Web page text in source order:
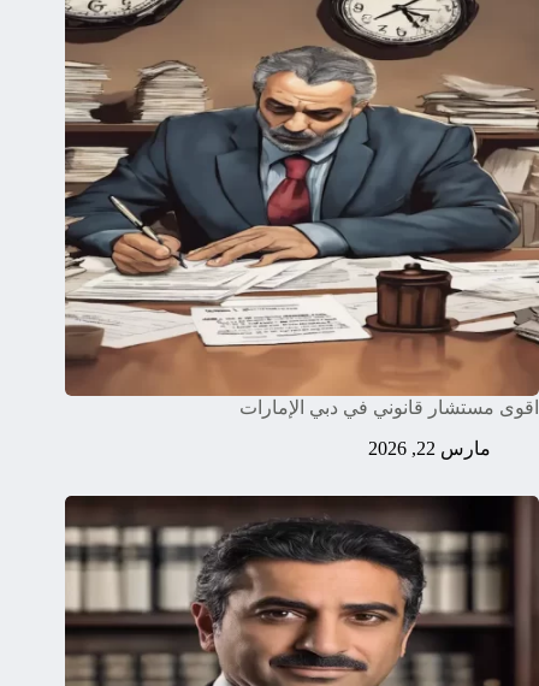
اقوى مستشار قانوني في دبي الإمارات
مارس 22, 2026